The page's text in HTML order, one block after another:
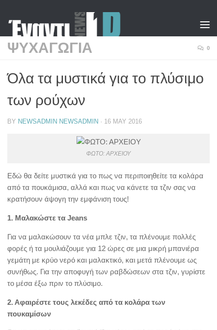
ΨΥΧΑΓΩΓΙΑ 0
Όλα τα μυστικά για το πλύσιμο
των ρούχων
BY NEWSADMIN NEWSADMIN · 16 MAY 2016
ΦΩΤΟ: ΑΡΧΕΙΟΥ
Εδώ θα δείτε μυστικά για το πως να περιποιηθείτε τα κολάρα
από τα πουκάμισα, αλλά και πως να κάνετε τα τζιν σας να
κρατήσουν άψογη την εμφάνιση τους!
1. Μαλακώστε τα Jeans
Για να μαλακώσουν τα νέα μπλε τζιν, τα πλένουμε πολλές
φορές ή τα μουλιάζουμε για 12 ώρες σε μια μικρή μπανιέρα
γεμάτη με κρύο νερό και μαλακτικό, και μετά πλένουμε ως
συνήθως. Για την αποφυγή των ραβδώσεων στα τζιν, γυρίστε
το μέσα έξω πριν το πλύσιμο.
2. Αφαιρέστε τους λεκέδες από τα κολάρα των
πουκαμίσων